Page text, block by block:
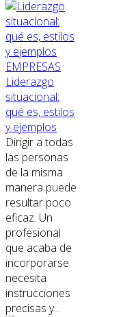
EMPRESAS
Liderazgo
situacional:
qué es, estilos
y ejemplos
Dirigir a todas
las personas
de la misma
manera puede
resultar poco
eficaz. Un
profesional
que acaba de
incorporarse
necesita
instrucciones
precisas y...